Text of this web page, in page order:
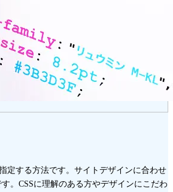
定する方法です。サイトデザインに合わせ
。CSSに理解のある方やデザインにこだわ